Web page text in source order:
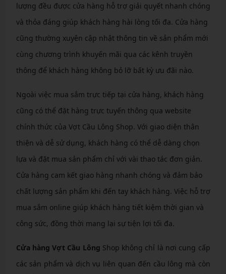
lượng đều được cửa hàng hỗ trợ giải quyết nhanh chóng
và thỏa đáng giúp khách hàng hài lòng tối đa. Cửa hàng
cũng thường xuyên cập nhật thông tin về sản phẩm mới
cùng chương trình khuyến mãi qua các kênh truyền
thông để khách hàng không bỏ lỡ bất kỳ ưu đãi nào.
Ngoài việc mua sắm trực tiếp tại cửa hàng, khách hàng
cũng có thể đặt hàng trực tuyến thông qua website
chính thức của Vợt Cầu Lông Shop. Với giao diện thân
thiện và dễ sử dụng, khách hàng có thể dễ dàng chọn
lựa và đặt mua sản phẩm chỉ với vài thao tác đơn giản.
Cửa hàng cam kết giao hàng nhanh chóng và đảm bảo
chất lượng sản phẩm khi đến tay khách hàng. Việc hỗ trợ
mua sắm online giúp khách hàng tiết kiệm thời gian và
công sức, đồng thời mang lại sự tiện lợi tối đa.
Cửa hàng Vợt Cầu Lông Shop không chỉ là nơi cung cấp
các sản phẩm và dịch vụ liên quan đến cầu lông mà còn